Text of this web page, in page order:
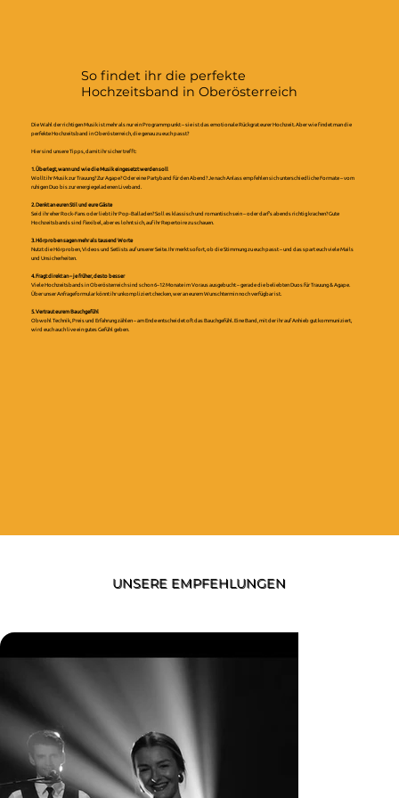
So findet ihr die perfekte
Hochzeitsband in Oberösterreich
Die Wahl der richtigen Musik ist mehr als nur ein Programmpunkt – sie ist das emotionale Rückgrat eurer Hochzeit. Aber wie findet man die
perfekte Hochzeitsband in Oberösterreich, die genau zu euch passt?
Hier sind unsere Tipps, damit ihr sicher trefft:
1. Überlegt, wann und wie die Musik eingesetzt werden soll
Wollt ihr Musik zur Trauung? Zur Agape? Oder eine Partyband für den Abend? Je nach Anlass empfehlen sich unterschiedliche Formate – vom
ruhigen Duo bis zur energiegeladenen Liveband.
2. Denkt an euren Stil und eure Gäste
Seid ihr eher Rock-Fans oder liebt ihr Pop-Balladen? Soll es klassisch und romantisch sein – oder darf’s abends richtig krachen? Gute
Hochzeitsbands sind flexibel, aber es lohnt sich, auf ihr Repertoire zu schauen.
3. Hörproben sagen mehr als tausend Worte
Nutzt die Hörproben, Videos und Setlists auf unserer Seite. Ihr merkt sofort, ob die Stimmung zu euch passt – und das spart euch viele Mails
und Unsicherheiten.
4. Fragt direkt an – je früher, desto besser
Viele Hochzeitsbands in Oberösterreich sind schon 6–12 Monate im Voraus ausgebucht – gerade die beliebten Duos für Trauung & Agape.
Über unser Anfrageformular könnt ihr unkompliziert checken, wer an eurem Wunschtermin noch verfügbar ist.
5. Vertraut eurem Bauchgefühl
Obwohl Technik, Preis und Erfahrung zählen – am Ende entscheidet oft das Bauchgefühl. Eine Band, mit der ihr auf Anhieb gut kommuniziert,
wird euch auch live ein gutes Gefühl geben.
UNSERE EMPFEHLUNGEN